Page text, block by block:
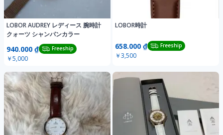
LOBOR AUDREY レディース 腕時計
クォーツ シャンパンカラー
940.000 ₫ Freeship
￥5,000
LOBOR時計
658.000 ₫ Freeship
￥3,500